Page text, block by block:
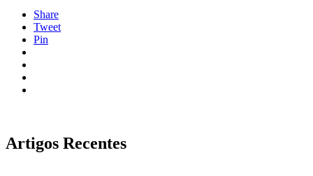
Share
Tweet
Pin
Artigos Recentes